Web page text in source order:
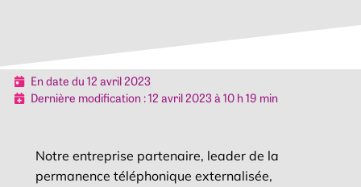
En date du 12 avril 2023
Dernière modification : 12 avril 2023 à 10 h 19 min
Notre entreprise partenaire, leader de la
permanence téléphonique externalisée,